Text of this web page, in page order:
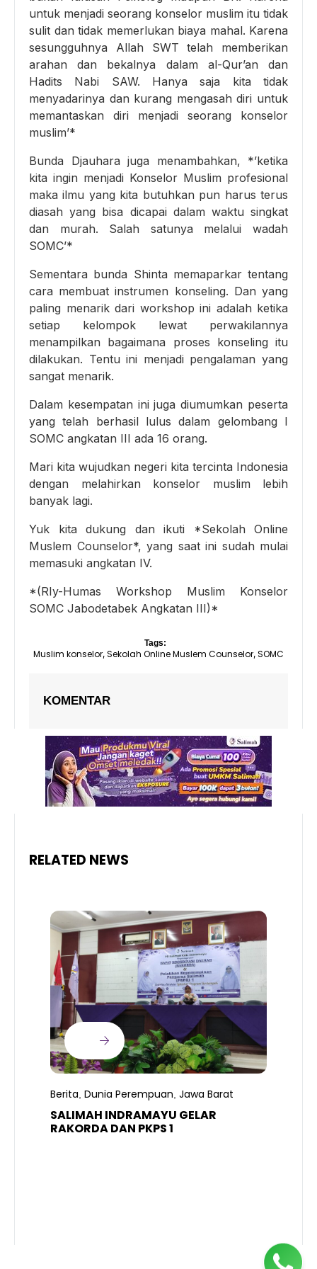
untuk menjadi seorang konselor muslim itu tidak
sulit dan tidak memerlukan biaya mahal. Karena
sesungguhnya Allah SWT telah memberikan
arahan dan bekalnya dalam al-Qur’an dan
Hadits Nabi SAW. Hanya saja kita tidak
menyadarinya dan kurang mengasah diri untuk
memantaskan diri menjadi seorang konselor
muslim’*
Bunda Djauhara juga menambahkan, *’ketika
kita ingin menjadi Konselor Muslim profesional
maka ilmu yang kita butuhkan pun harus terus
diasah yang bisa dicapai dalam waktu singkat
dan murah. Salah satunya melalui wadah
SOMC’*
Sementara bunda Shinta memaparkar tentang
cara membuat instrumen konseling. Dan yang
paling menarik dari workshop ini adalah ketika
setiap kelompok lewat perwakilannya
menampilkan bagaimana proses konseling itu
dilakukan. Tentu ini menjadi pengalaman yang
sangat menarik.
Dalam kesempatan ini juga diumumkan peserta
yang telah berhasil lulus dalam gelombang I
SOMC angkatan III ada 16 orang.
Mari kita wujudkan negeri kita tercinta Indonesia
dengan melahirkan konselor muslim lebih
banyak lagi.
Yuk kita dukung dan ikuti *Sekolah Online
Muslem Counselor*, yang saat ini sudah mulai
memasuki angkatan IV.
*(RIy-Humas Workshop Muslim Konselor
SOMC Jabodetabek Angkatan III)*
Tags:
Muslim konselor, Sekolah Online Muslem Counselor, SOMC
KOMENTAR
RELATED NEWS
Berita Dunia Perempuan Jawa Barat
SALIMAH INDRAMAYU GELAR
RAKORDA DAN PKPS 1